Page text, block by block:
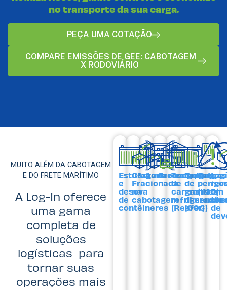
no transporte da sua carga.
PEÇA UMA COTAÇÃO
COMPARE EMISSÕES DE GEE: CABOTAGEM
X RODOVIÁRIO
MUITO ALÉM DA CABOTAGEM
E DO FRETE MARÍTIMO
A Log-In oferece
uma gama
completa de
soluções
logísticas para
tornar suas
operações mais
Estufagem
e
desova
de
contêineres
Carga
Fracionada
na
cabotagem
Armazenagem
Crossdocking
Transporte
de
cargas
refrigeradas
(Reefer)
Cargas
de
grandes
(OOG)
Cargas
(IMO)
em
de